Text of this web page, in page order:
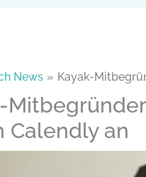
News Kayak-
Calendly an